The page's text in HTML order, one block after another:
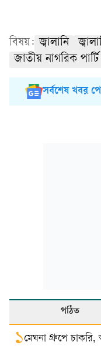
বিষয়: জ্বালানি
জাতীয় নাগরিক পার্টি
সর্বশেষ খবর
পঠিত
১মেঘনা গ্রুপে